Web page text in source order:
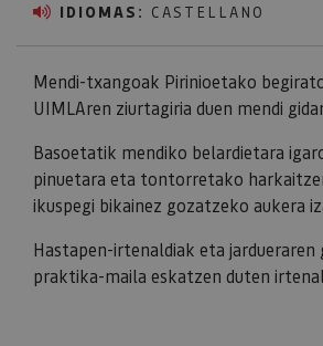
IDIOMAS: CASTELLANO
Mendi-txangoak Pirinioetako
UIMLAren ziurtagiria duen mendi
Basoetatik mendiko belardietara
pinuetara eta tontorretako
ikuspegi bikainez gozatzeko aukera
Hastapen-irtenaldiak eta jardueraren
praktika-maila eskatzen duten